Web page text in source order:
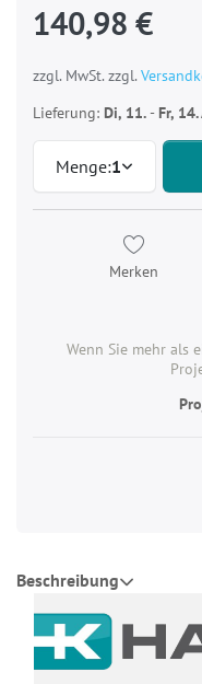
140,98 €
zzgl. MwSt. zzgl.
Lieferung: Di, 11.-Fr, 14.
Menge:1
Merken
Wenn Sie mehr als
Beschreibung